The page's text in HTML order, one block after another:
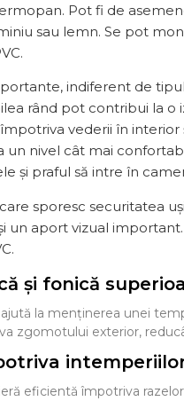
Pot fi de
sau lemn. Se pot
indiferent de
rând pot contribui la o
vederii în
nivel cât mai
și praful să intre în
sporesc securitatea
un aport vizual
și fonică
la menținerea unei
zgomotului exterior,
eficientă împotriva